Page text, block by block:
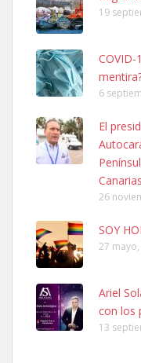
SHIBA PERDIDO
PERRO MACHO RAZA
06/07/2025 ZONA
Leales.org » Gran
Ninfa perdida
El día 5 se los perdió
calle, se perdió por la
19
COVID-
6
El
26
SOY
27
Ariel
con los
13